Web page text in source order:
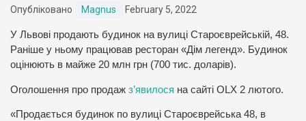
Опубліковано Magnus February 5, 2022
У Львові продають будинок на вулиці Староєврейській, 48.
Раніше у ньому працював ресторан «Дім легенд». Будинок
оцінюють в майже 20 млн грн (700 тис. доларів).
Оголошення про продаж з’явилося на сайті OLX 2 лютого.
«Продається будинок по вулиці Староєврейська 48, в